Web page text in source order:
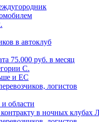
в автоклуб
75.000 руб. в месяц
С.
и ЕС
логистов
области
в ночных клубах